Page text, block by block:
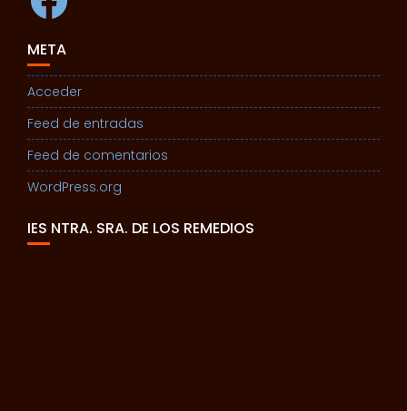
META
Acceder
Feed de entradas
Feed de comentarios
WordPress.org
IES NTRA. SRA. DE LOS REMEDIOS